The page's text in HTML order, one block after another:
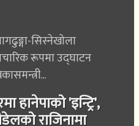
सिस्नेखोला
रूपमा उद्घाटन
हानेपाको 'इन्ट्रि',
राजिनामा